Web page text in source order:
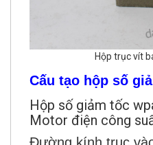
Hộp trục vít
Cấu tạo hộp số
Hộp số giảm tốc
Motor điện công